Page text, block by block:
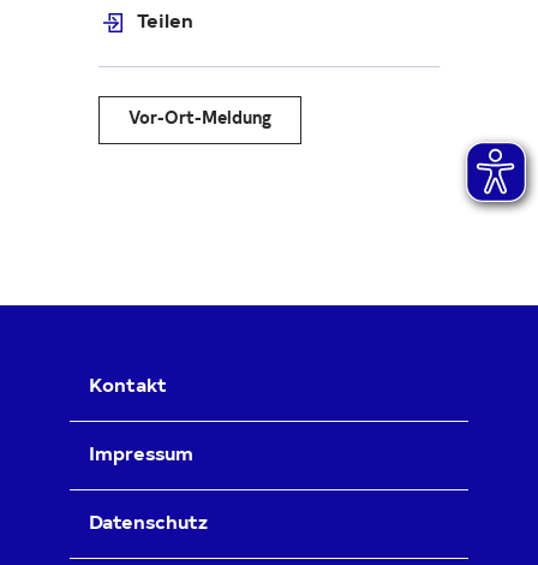
Teilen
Vor-Ort-Meldung
Kontakt
Impressum
Datenschutz